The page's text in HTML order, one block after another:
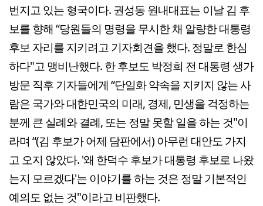
번지고 있는 형국이다. 권성동 원내대표는 이날 김 후
보를 향해 “당원들의 명령을 무시한 채 알량한 대통령
후보 자리를 지키려고 기자회견을 했다. 정말로 한심
하다"고 맹비난했다. 한 후보도 박정희 전 대통령 생가
방문 직후 기자들에게 “단일화 약속을 지키지 않는 사
람은 국가와 대한민국의 미래, 경제, 민생을 걱정하는
분께 큰 실례와 결례, 또는 정말 못할 일을 하는 것"이
라며 “(김 후보가 어제 담판에서) 아무런 대안도 가지
고 오지 않았다. '왜 한덕수 후보가 대통령 후보로 나왔
는지 모르겠다'는 이야기를 하는 것은 정말 기본적인
예의도 없는 것"이라고 비판했다.